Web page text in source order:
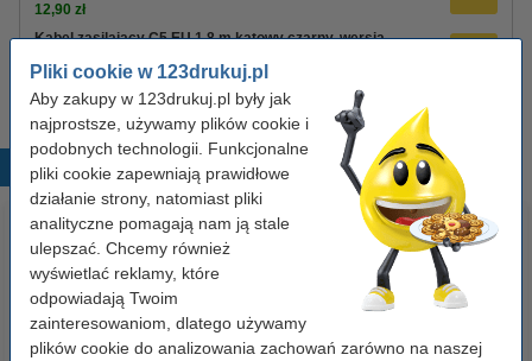
Pliki cookie w 123drukuj.pl
Aby zakupy w 123drukuj.pl były jak
najprostsze, używamy plików cookie i
podobnych technologii. Funkcjonalne
pliki cookie zapewniają prawidłowe
działanie strony, natomiast pliki
analityczne pomagają nam ją stale
ulepszać. Chcemy również
wyświetlać reklamy, które
odpowiadają Twoim
zainteresowaniom, dlatego używamy
plików cookie do analizowania zachowań zarówno na naszej
12,90 zł
Kabel zasilający C5 EU 1,8 m kątowy czarny, wersja
8,90 zł
Popularne produkty